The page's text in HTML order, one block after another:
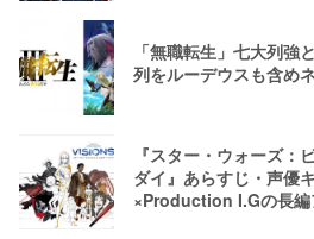
「無職転生」七大列強
列をルーデウスも含め
『スター・ウォーズ：
ダイ』あらすじ・声優
×Production I.Gの長編